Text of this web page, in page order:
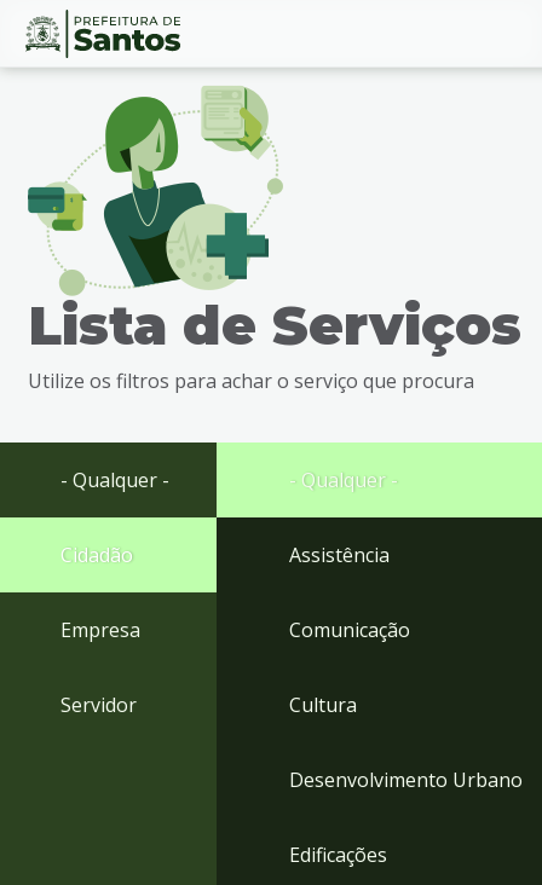
Ir
busca
Ir
rodapé
Conteúdo
Lista de Serviços
Utilize os filtros para achar o serviço que procura
- Qualquer -
Cidadão
Empresa
Servidor
- Qualquer -
Assistência
Comunicação
Cultura
Desenvolvimento Urbano
Edificações